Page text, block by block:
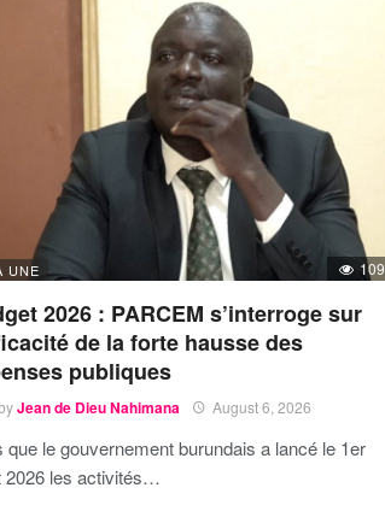
UNE 109
2026 : PARCEM s’interroge sur
de la forte hausse des
publiques
Jean de Dieu Nahimana August 6, 2026
que le gouvernement burundais a lancé le 1er
2026 les activités…